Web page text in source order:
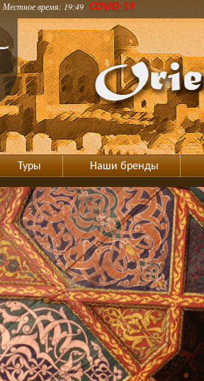
Местное время: 19:49 COVID-19
Туры Наши бренды